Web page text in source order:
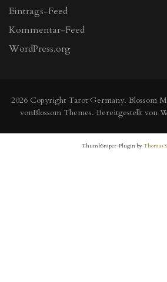
Eintrags-Feed
Kommentar-Feed
WordPress.org
2026 Copyright Tarot Germany. Blossom
vonBlossom Themes. Bereitgestellt von
ThumbSniper-Plugin by Thomas